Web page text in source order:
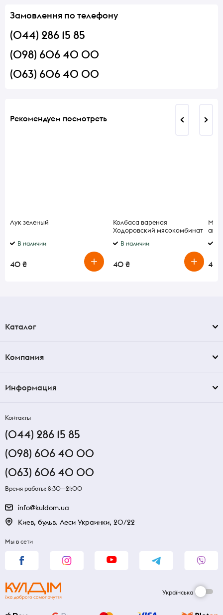
Замовлення по телефону
(044) 286 15 85
(098) 606 40 00
(063) 606 40 00
Рекомендуем посмотреть
Лук зеленый
В наличии
40 ₴
Колбаса вареная
Ходоровский мясокомбинат
В наличии
40 ₴ 40
Каталог
Компания
Информация
Контакты
(044) 286 15 85
(098) 606 40 00
(063) 606 40 00
Время работы: 8:30—21:00
info@kuldom.ua
Киев, бульв. Леси Украинки, 20/22
Мы в сети
Українська